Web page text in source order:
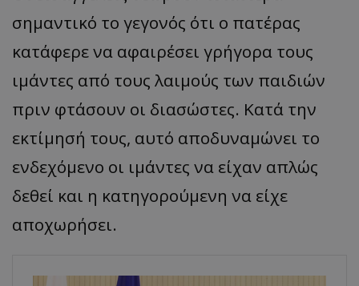
σημαντικό το γεγονός ότι ο πατέρας
κατάφερε να αφαιρέσει γρήγορα τους
ιμάντες από τους λαιμούς των παιδιών
πριν φτάσουν οι διασώστες. Κατά την
εκτίμησή τους, αυτό αποδυναμώνει το
ενδεχόμενο οι ιμάντες να είχαν απλώς
δεθεί και η κατηγορούμενη να είχε
αποχωρήσει.